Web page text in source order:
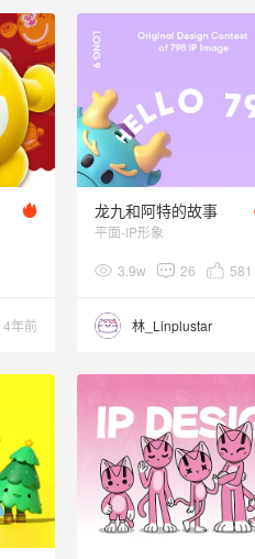
4年前
龙九和阿特的故事
平面-IP形象
3.9w 26 581
林_Linplustar